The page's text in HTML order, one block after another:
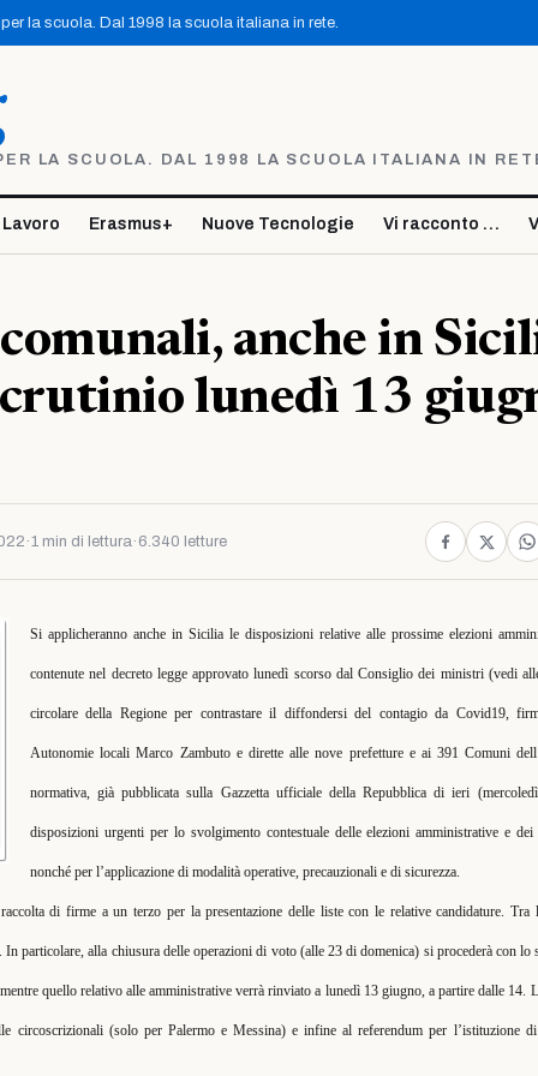
la scuola. Dal 1998 la scuola italiana in rete.
LA SCUOLA. DAL 1998 LA SCUOLA ITALIANA IN
Erasmus+ Nuove Tecnologie Vi racconto …
anche in
lunedì 13
·1 min di lettura· 6.340 letture
Si applicheranno anche in Sicilia le disposizioni relative alle prossime elezioni
contenute nel decreto legge approvato lunedì scorso dal Consiglio dei ministri (vedi
circolare della Regione per contrastare il diffondersi del contagio da Covid19,
Autonomie locali Marco Zambuto e dirette alle nove prefetture e ai 391 Comuni
normativa, già pubblicata sulla Gazzetta ufficiale della Repubblica di ieri
disposizioni urgenti per lo svolgimento contestuale delle elezioni amministrative e
nonché per l’applicazione di modalità operative, precauzionali e di sicurezza.
di firme a un terzo per la presentazione delle liste con le relative candidature. Tra
particolare, alla chiusura delle operazioni di voto (alle 23 di domenica) si procederà con lo
quello relativo alle amministrative verrà rinviato a lunedì 13 giugno, a partire dalle 14.
circoscrizionali (solo per Palermo e Messina) e infine al referendum per l’istituzione